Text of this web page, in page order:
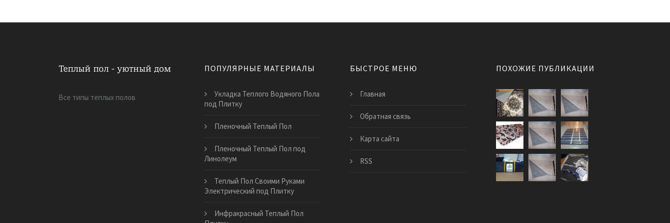
Все типы теплых полов
ПОПУЛЯРНЫЕ МАТЕРИАЛЫ
Укладка Теплого Водяного Пола
под Плитку
Пленочный Теплый Пол
Пленочный Теплый Пол под
Линолеум
Теплый Пол Своими Руками
Электрический под Плитку
Инфракрасный Теплый Пол
БЫСТРОЕ МЕНЮ
Главная
Обратная связь
Карта сайта
RSS
ПОХОЖИЕ ПУБЛИКАЦИИ